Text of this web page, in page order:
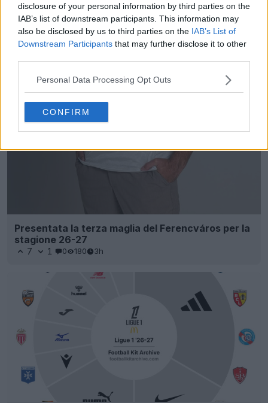
disclosure of your personal information by third parties on the
IAB’s list of downstream participants. This information may
also be disclosed by us to third parties on the IAB’s List of
Downstream Participants that may further disclose it to other
Personal Data Processing Opt Outs
CONFIRM
Presentata la terza maglia del Ferencváros per la
stagione 26-27
7 1 0 180 3h